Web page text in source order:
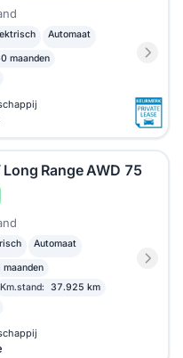
Automaat
maanden
Range AWD 75
Automaat
maanden
Km.stand:
37.925 km